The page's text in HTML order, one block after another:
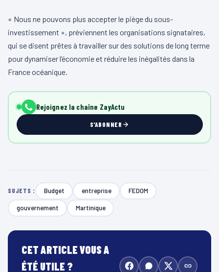
« Nous ne pouvons plus accepter le piège du sous-
investissement », préviennent les organisations signataires,
qui se disent prêtes à travailler sur des solutions de long terme
pour dynamiser l’économie et réduire les inégalités dans la
France océanique.
Rejoignez la chaîne ZayActu
S'ABONNER
SUJETS : Budget entreprise FEDOM
gouvernement Martinique
CET ARTICLE VOUS A
ÉTÉ UTILE ?